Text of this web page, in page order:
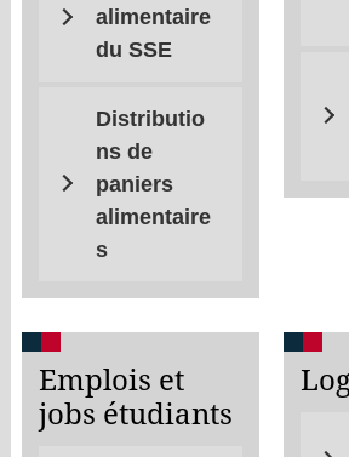
alimentaire
du SSE
Distributio
ns de
paniers
alimentaire
s
Emplois et
jobs étudiants